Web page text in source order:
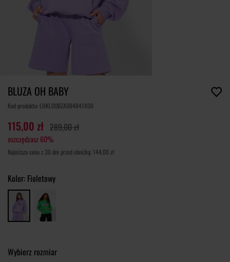
BLUZA OH BABY
Kod produktu: LHKL00BZA084841X00
115,00 zł 289,00 zł
oszczędzasz 60%
Najniższa cena z 30 dni przed obniżką: 144,00 zł
Kolor: Fioletowy
Wybierz rozmiar